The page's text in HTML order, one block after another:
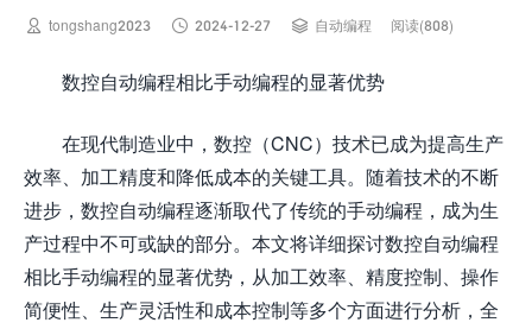
 tongshang2023  2024-12-27  自动编程 阅读(808)
数控自动编程相比手动编程的显著优势
在现代制造业中，数控（CNC）技术已成为提高生产
效率、加工精度和降低成本的关键工具。随着技术的不断
进步，数控自动编程逐渐取代了传统的手动编程，成为生
产过程中不可或缺的部分。本文将详细探讨数控自动编程
相比手动编程的显著优势，从加工效率、精度控制、操作
简便性、生产灵活性和成本控制等多个方面进行分析，全